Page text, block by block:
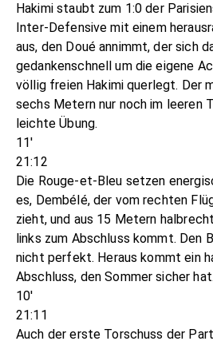
Hakimi staubt zum 1:0 der
Inter-Defensive mit einem
aus, den Doué annimmt, der sich
gedankenschnell um die eigene
völlig freien Hakimi querlegt. Der
sechs Metern nur noch im leeren
leichte Übung.
11'
21:12
Die Rouge-et-Bleu setzen
es, Dembélé, der vom rechten
zieht, und aus 15 Metern
links zum Abschluss kommt. Den
nicht perfekt. Heraus kommt ein
Abschluss, den Sommer sicher hat.
10'
21:11
Auch der erste Torschuss der